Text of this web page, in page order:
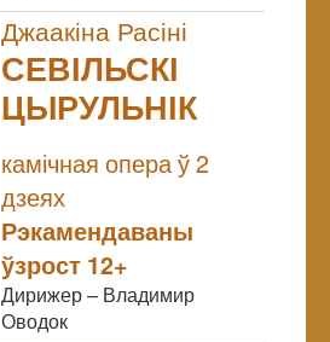
Джаакіна Расіні
СЕВІЛЬСКІ
ЦЫРУЛЬНІК
камічная опера ў 2
дзеях
Рэкамендаваны
ўзрост 12+
Дирижер – Владимир
Оводок